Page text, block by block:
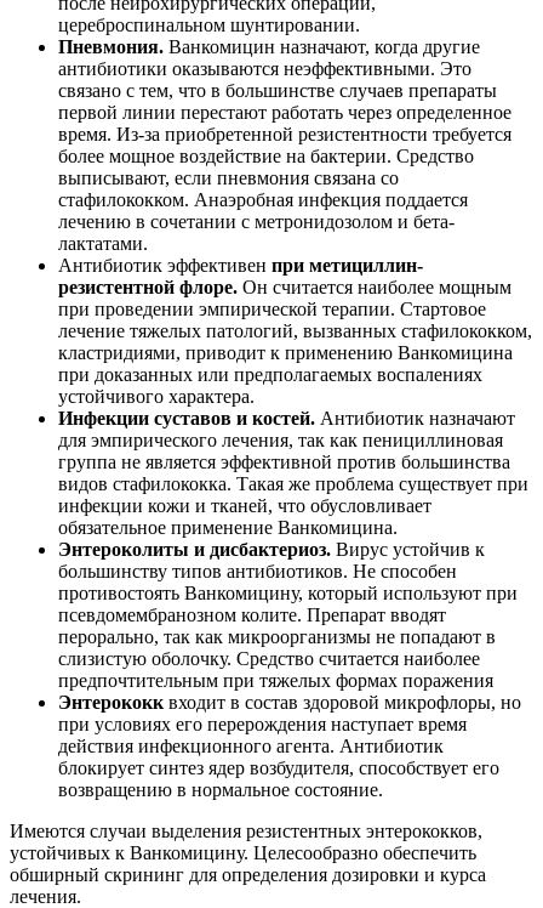
цереброспинальном шунтировании.
Пневмония. Ванкомицин назначают, когда другие
антибиотики оказываются неэффективными. Это
связано с тем, что в большинстве случаев препараты
первой линии перестают работать через определенное
время. Из-за приобретенной резистентности требуется
более мощное воздействие на бактерии. Средство
выписывают, если пневмония связана со
стафилококком. Анаэробная инфекция поддается
лечению в сочетании с метронидозолом и бета-
лактатами.
Антибиотик эффективен при метициллин-
резистентной флоре. Он считается наиболее мощным
при проведении эмпирической терапии. Стартовое
лечение тяжелых патологий, вызванных стафилококком,
кластридиями, приводит к применению Ванкомицина
при доказанных или предполагаемых воспалениях
устойчивого характера.
Инфекции суставов и костей. Антибиотик назначают
для эмпирического лечения, так как пенициллиновая
группа не является эффективной против большинства
видов стафилококка. Такая же проблема существует при
инфекции кожи и тканей, что обусловливает
обязательное применение Ванкомицина.
Энтероколиты и дисбактериоз. Вирус устойчив к
большинству типов антибиотиков. Не способен
противостоять Ванкомицину, который используют при
псевдомембранозном колите. Препарат вводят
перорально, так как микроорганизмы не попадают в
слизистую оболочку. Средство считается наиболее
предпочтительным при тяжелых формах поражения
Энтерококк входит в состав здоровой микрофлоры, но
при условиях его перерождения наступает время
действия инфекционного агента. Антибиотик
блокирует синтез ядер возбудителя, способствует его
возвращению в нормальное состояние.
Имеются случаи выделения резистентных энтерококков,
устойчивых к Ванкомицину. Целесообразно обеспечить
обширный скрининг для определения дозировки и курса
лечения.